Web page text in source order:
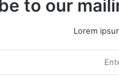
to our
Lorem